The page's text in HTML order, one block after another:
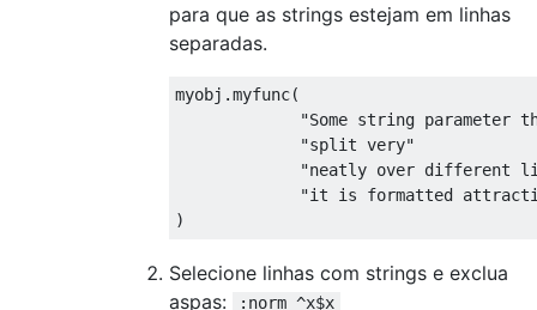
    exec startLine
    exec 'normal I"'
    let startLine += 1
para que as strings estejam em linhas
separadas.
myobj.myfunc(
"Some string parameter
             "split very"
"neatly over different
"it is formatted
Selecione linhas com strings e exclua
aspas:
:norm ^x$x